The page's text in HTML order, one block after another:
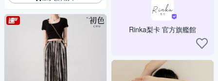
Rinka梨卡 官方旗艦館